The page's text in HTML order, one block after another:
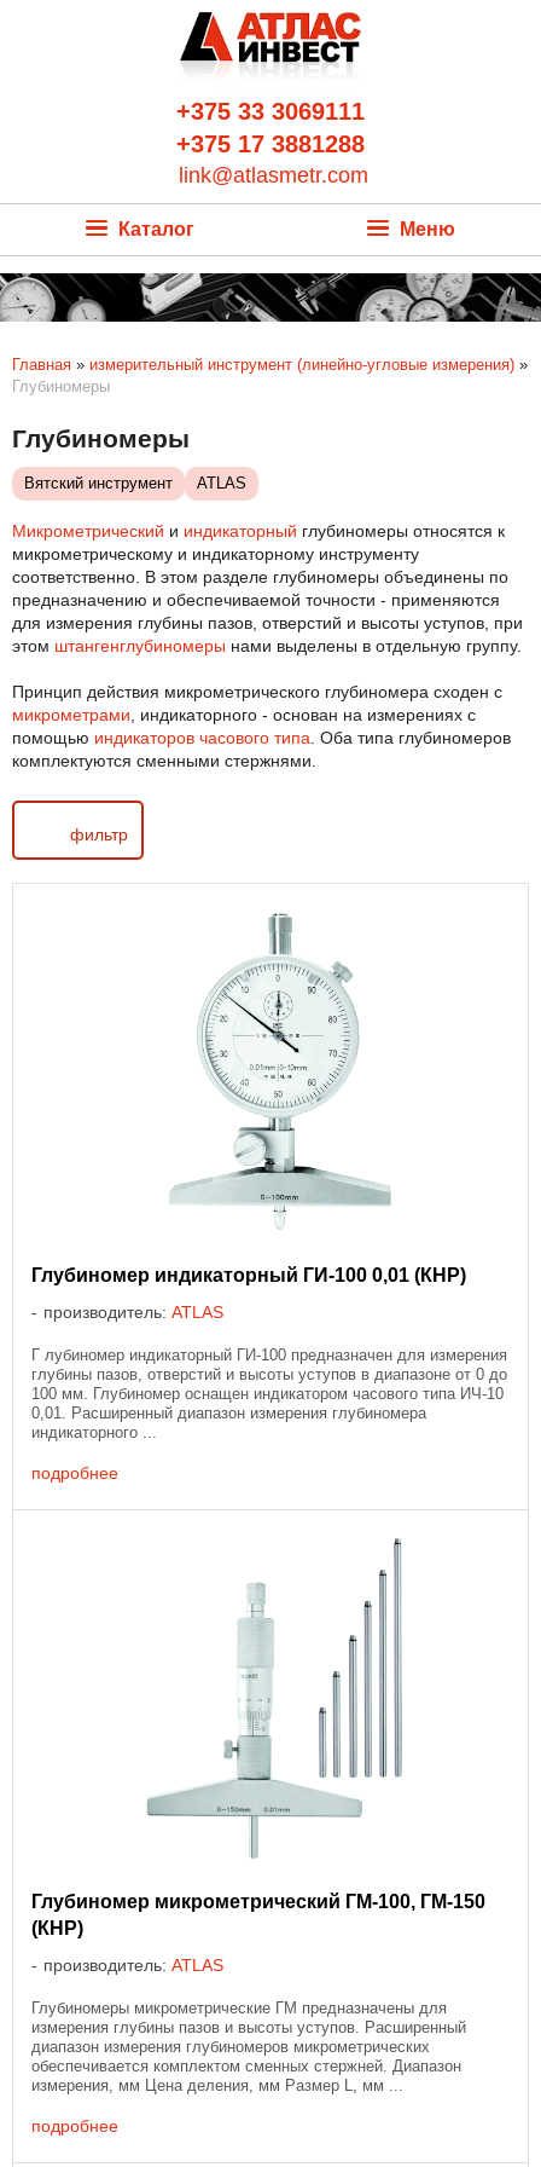
+375 33 3069111
+375 17 3881288
link@atlasmetr.com
Каталог Меню
Главная » измерительный инструмент (линейно-угловые измерения) »
Глубиномеры
Глубиномеры
Вятский инструмент ATLAS
Микрометрический и индикаторный глубиномеры относятся к
микрометрическому и индикаторному инструменту
соответственно. В этом разделе глубиномеры объединены по
предназначению и обеспечиваемой точности - применяются
для измерения глубины пазов, отверстий и высоты уступов, при
этом штангенглубиномеры нами выделены в отдельную группу.
Принцип действия микрометрического глубиномера сходен с
микрометрами , индикаторного - основан на измерениях с
помощью индикаторов часового типа . Оба типа глубиномеров
комплектуются сменными стержнями.
фильтр
Глубиномер индикаторный ГИ-100 0,01 (КНР)
производитель: ATLAS
Г лубиномер индикаторный ГИ-100 предназначен для измерения
глубины пазов, отверстий и высоты уступов в диапазоне от 0 до
100 мм. Глубиномер оснащен индикатором часового типа ИЧ-10
0,01. Расширенный диапазон измерения глубиномера
индикаторного ...
подробнее
Глубиномер микрометрический ГМ-100, ГМ-150
(КНР)
производитель: ATLAS
Глубиномеры микрометрические ГМ предназначены для
измерения глубины пазов и высоты уступов. Расширенный
диапазон измерения глубиномеров микрометрических
обеспечивается комплектом сменных стержней. Диапазон
измерения, мм Цена деления, мм Размер L, мм ...
подробнее